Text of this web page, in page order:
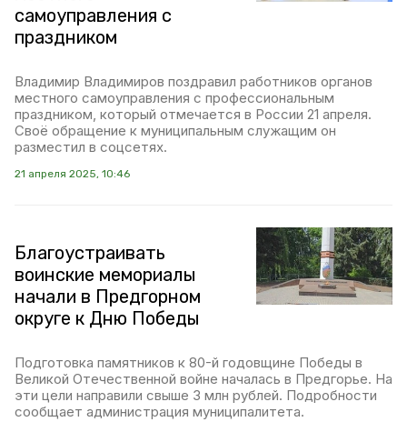
самоуправления с
праздником
Владимир Владимиров поздравил работников органов
местного самоуправления с профессиональным
праздником, который отмечается в России 21 апреля.
Своё обращение к муниципальным служащим он
разместил в соцсетях.
21 апреля 2025, 10:46
Благоустраивать
воинские мемориалы
начали в Предгорном
округе к Дню Победы
Подготовка памятников к 80-й годовщине Победы в
Великой Отечественной войне началась в Предгорье. На
эти цели направили свыше 3 млн рублей. Подробности
сообщает администрация муниципалитета.